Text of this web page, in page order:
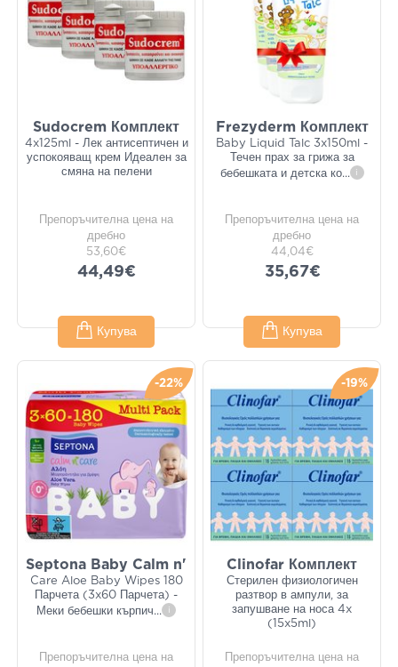
Sudocrem Комплект
4x125ml - Лек антисептичен и
успокояващ крем Идеален за
смяна на пелени
Препоръчителна цена на
дребно
53,60€
44,49€
Купува
Frezyderm Комплект
Baby Liquid Talc 3x150ml -
Течен прах за грижа за
бебешката и детска ко... i
Препоръчителна цена на
дребно
44,04€
35,67€
Купува
-22%
Septona Baby Calm n'
Care Aloe Baby Wipes 180
Парчета (3x60 Парчета) -
Меки бебешки кърпич... i
Препоръчителна цена на
-19%
Clinofar Комплект
Стерилен физиологичен
разтвор в ампули, за
запушване на носа 4x
(15x5ml)
Препоръчителна цена на